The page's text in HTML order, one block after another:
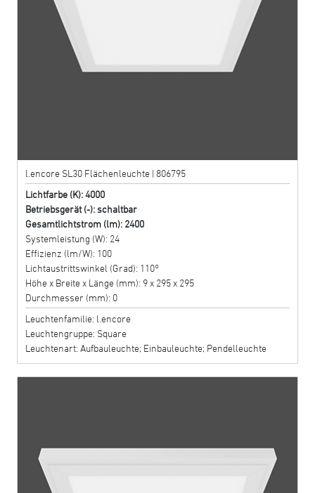
l.encore SL30 Flächenleuchte | 806795
Lichtfarbe (K): 4000
Betriebsgerät (-): schaltbar
Gesamtlichtstrom (lm): 2400
Systemleistung (W): 24
Effizienz (lm/W): 100
Lichtaustrittswinkel (Grad): 110°
Höhe x Breite x Länge (mm): 9 x 295 x 295
Durchmesser (mm): 0
Leuchtenfamilie: l.encore
Leuchtengruppe: Square
Leuchtenart: Aufbauleuchte; Einbauleuchte; Pendelleuchte